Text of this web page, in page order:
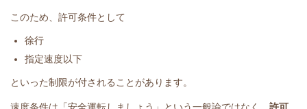
このため、許可条件として
徐行
指定速度以下
といった制限が付されることがあります。
速度条件は「安全運転しましょう」という一般論ではなく、 許可